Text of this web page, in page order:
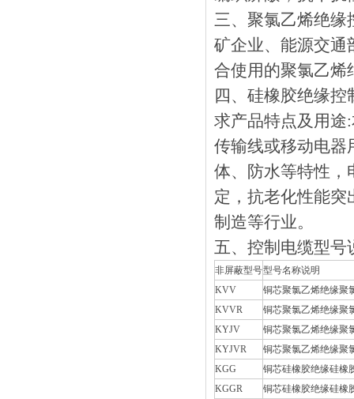
三、聚氯乙烯
矿企业、能源交
合使用的聚氯乙烯绝
四、硅橡胶绝
求产品特点及用途
传输线或移动电器用
体、防水等特性
定，抗老化性能突出
制造等行业。
五、控制电缆型
非屏蔽型号型号名称说明
KVV
铜芯聚氯乙烯绝缘聚
KVVR
铜芯聚氯乙烯绝缘聚
KYJV
铜芯聚氯乙烯绝缘聚
KYJVR
铜芯聚氯乙烯绝缘聚
KGG
铜芯硅橡胶绝缘硅橡
KGGR
铜芯硅橡胶绝缘硅橡